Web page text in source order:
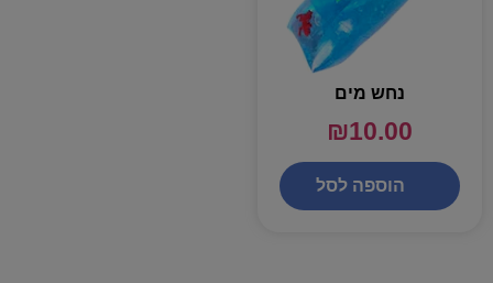
נחש מים
₪10.00
הוספה לסל